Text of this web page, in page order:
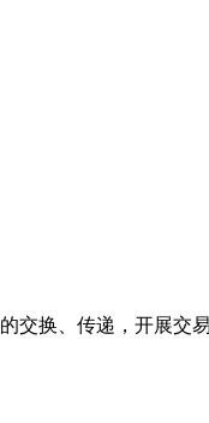
换、传递，开展